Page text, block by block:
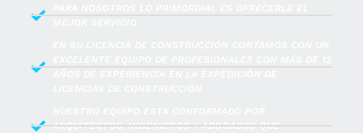
ARQUITECTOS, INGENIEROS Y ABOGADOS QUE